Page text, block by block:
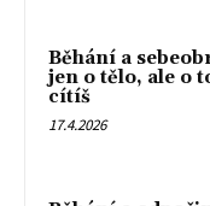
Běhání a
jen o tělo, ale o
cítíš
17.4.2026